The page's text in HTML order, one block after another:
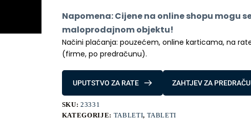
Silver
količina
Napomena: Cijene na online shopu mogu
maloprodajnom objektu!
Načini plaćanja: pouzećem, online karticama, na
(firme, po predračunu).
UPUTSTVO ZA RATE ZAHTJEV ZA
SKU:23331
KATEGORIJE: TABLETI, TABLETI